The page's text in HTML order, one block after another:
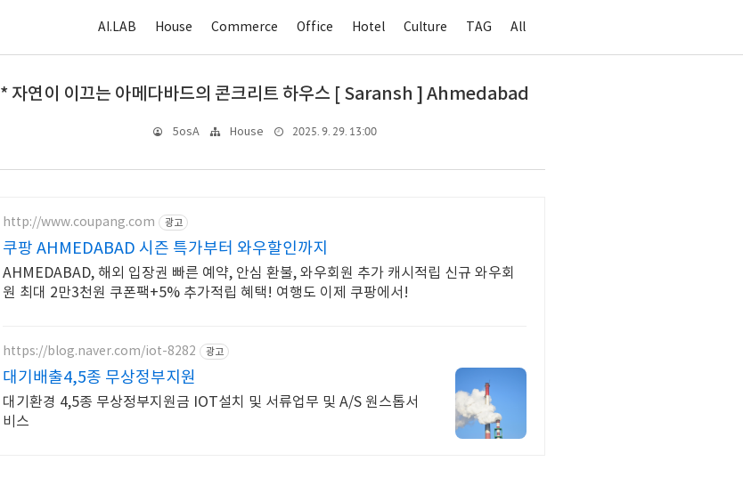
AI.LAB House Commerce Office Hotel Culture TAG All
* 자연이 이끄는 아메다바드의 콘크리트 하우스 [ Saransh ] Ahmedabad
5osA House 2025. 9. 29. 13:00
http://www.coupang.com 광고
쿠팡 AHMEDABAD 시즌 특가부터 와우할인까지
AHMEDABAD, 해외 입장권 빠른 예약, 안심 환불, 와우회원 추가 캐시적립 신규 와우회
원 최대 2만3천원 쿠폰팩+5% 추가적립 혜택! 여행도 이제 쿠팡에서!
https://blog.naver.com/iot-8282 광고
대기배출4,5종 무상정부지원
대기환경 4,5종 무상정부지원금 IOT설치 및 서류업무 및 A/S 원스톱서
비스